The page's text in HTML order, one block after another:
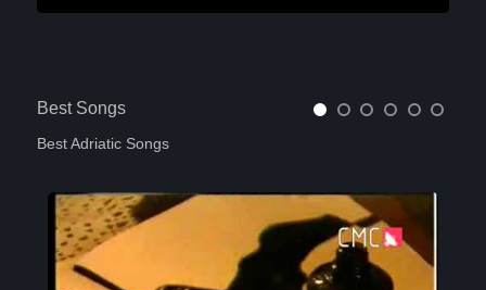
Best Songs
Best Adriatic Songs